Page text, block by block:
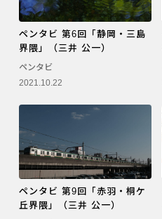
ペンタビ 第6回「静岡・三島
界隈」（三井 公一）
ペンタビ
2021.10.22
ペンタビ 第9回「赤羽・桐ケ
丘界隈」（三井 公一）